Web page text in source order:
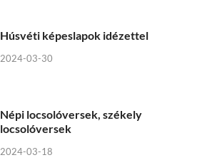
Húsvéti képeslapok idézettel
2024-03-30
Népi locsolóversek, székely
locsolóversek
2024-03-18